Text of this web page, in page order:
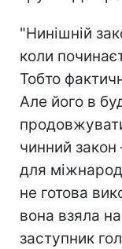
"Нинішній
коли
Тобто
Але його в
чинний
для
не готова
вона взяла
заступник